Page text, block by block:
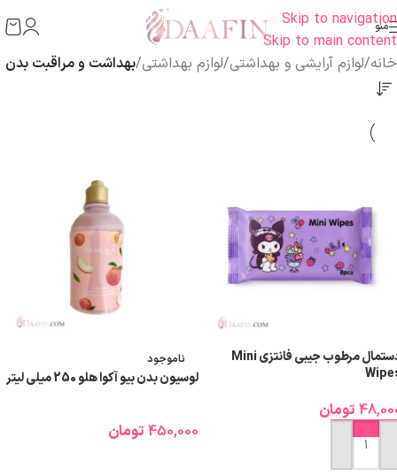
Skip to navigation
Skip to main content
منو
خانه/لوازم آرایشی و بهداشتی/لوازم بهداشتی/بهداشت و مراقبت بدن
دستمال مرطوب جیبی فانتزی Mini
تومان
افزودن به سبد خرید
ناموجود
لوسیون بدن بیو آکوا هلو 250 میلی لیتر
450,000 تومان